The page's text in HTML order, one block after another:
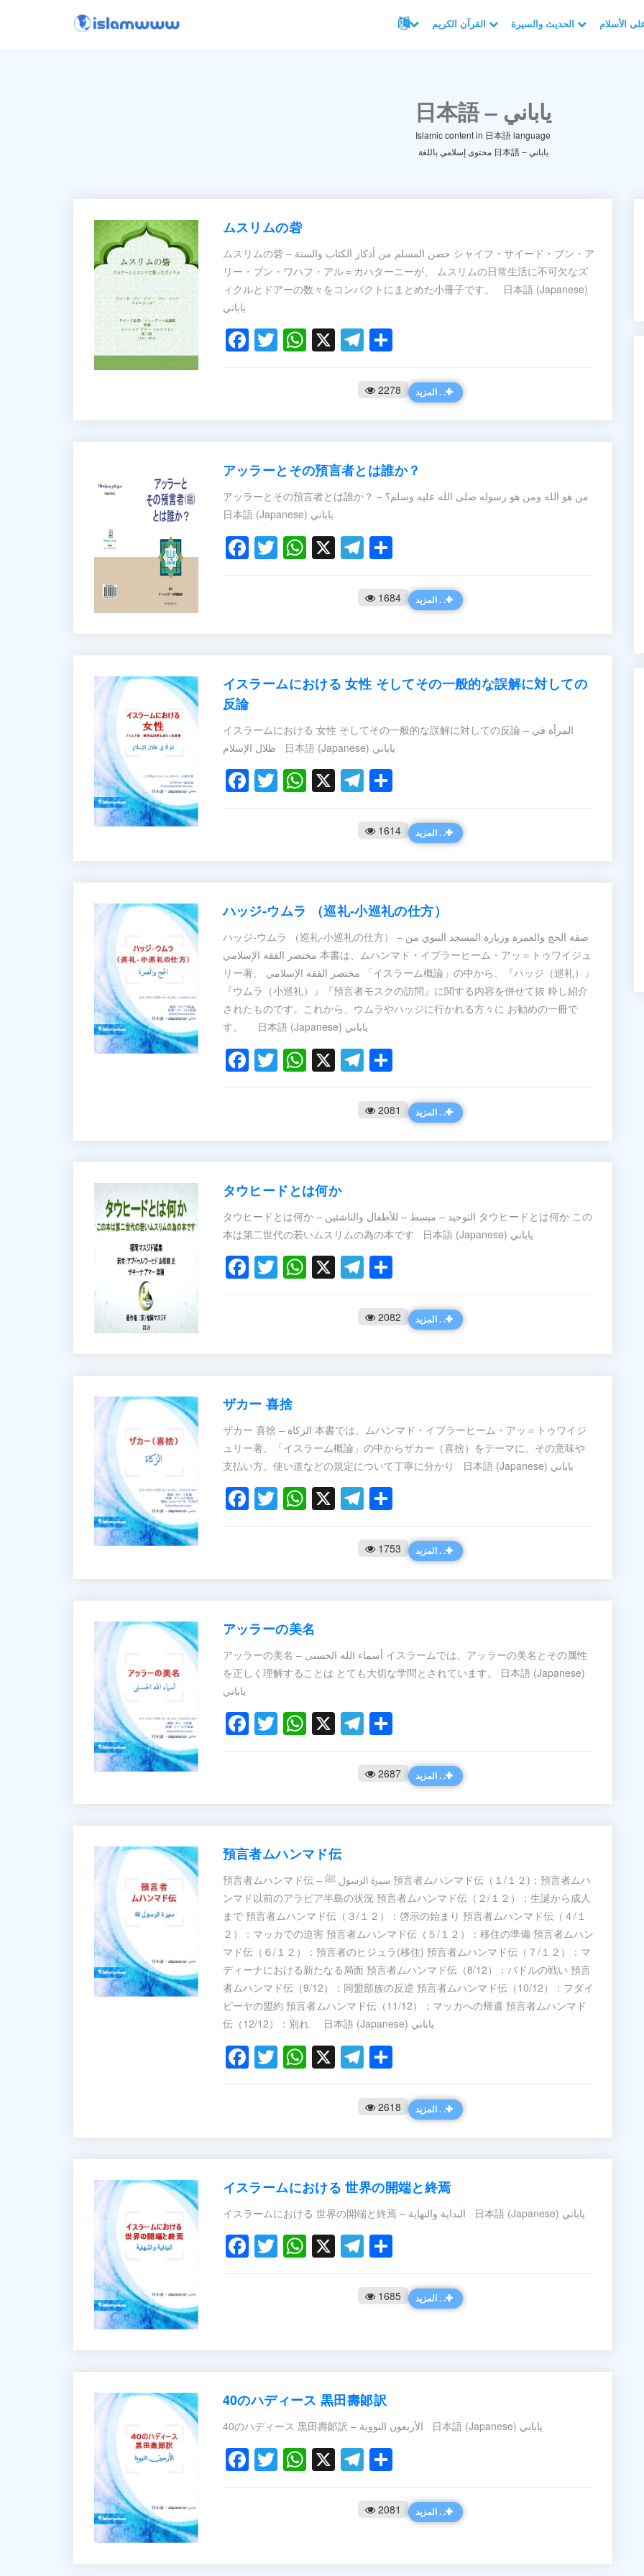
日本語 – ياباني
Islamic content in 日本語 language
محتوى إسلامي باللغة 日本語 – ياباني
ムスリムの砦
ムスリムの砦 – حصن المسلم من أذكار الكتاب والسنة シャイフ・サイード・ブン・ア
リー・ブン・ワハフ・アル＝カハターニーが、 ムスリムの日常生活に不可欠なズ
ィクルとドアーの数々をコンパクトにまとめた小冊子です。 日本語 (Japanese)
ياباني
Facebook
Twitter
WhatsApp
X Telegram
Share
2278 المزيد . .
アッラーとその預言者とは誰か？
アッラーとその預言者とは誰か？ – من هو الله ومن هو رسوله صلى الله عليه وسلم؟
日本語 (Japanese) ياباني
Facebook
Twitter
WhatsApp
X Telegram
Share
1684 المزيد . .
イスラームにおける 女性 そしてその一般的な誤解に対しての
反論
イスラームにおける 女性 そしてその一般的な誤解に対しての反論 – المرأة في
ظلال الإسلام 日本語 (Japanese) ياباني
Facebook
Twitter
WhatsApp
X Telegram
Share
1614 المزيد . .
ハッジ‐ウムラ （巡礼‐小巡礼の仕方）
ハッジ‐ウムラ （巡礼‐小巡礼の仕方） – صفة الحج والعمرة وزيارة المسجد النبوي من
مختصر الفقه الإسلامي 本書は、ムハンマド・イブラーヒーム・アッ＝トゥワイジュ
リー著、 مختصر الفقه الإسلامي 「イスラーム概論」の中から、『ハッジ（巡礼）』
『ウムラ（小巡礼）』『預言者モスクの訪問』に関する内容を併せて抜 粋し紹介
されたものです。これから、ウムラやハッジに行かれる方々に お勧めの一冊で
す。 日本語 (Japanese) ياباني
Facebook
Twitter
WhatsApp
X Telegram
Share
2081 المزيد . .
タウヒードとは何か
タウヒードとは何か – التوحيد – مبسط – للأطفال والناشئين タウヒードとは何か この
本は第二世代の若いムスリムの為の本です 日本語 (Japanese) ياباني
Facebook
Twitter
WhatsApp
X Telegram
Share
2082 المزيد . .
ザカー 喜捨
ザカー 喜捨 – الزكاة 本書では、ムハンマド・イブラーヒーム・アッ＝トゥワイジ
ュリー著、「イスラーム概論」の中からザカー（喜捨）をテーマに、その意味や
支払い方、使い道などの規定について丁寧に分かり 日本語 (Japanese) ياباني
Facebook
Twitter
WhatsApp
X Telegram
Share
1753 المزيد . .
アッラーの美名
アッラーの美名 – أسماء الله الحسنى イスラームでは、アッラーの美名とその属性
を正しく理解することは とても大切な学問とされています。 日本語 (Japanese)
ياباني
Facebook
Twitter
WhatsApp
X Telegram
Share
2687 المزيد . .
預言者ムハンマド伝
預言者ムハンマド伝 – سيرة الرسول ﷺ 預言者ムハンマド伝（１/１２)：預言者ムハ
ンマド以前のアラビア半島の状況 預言者ムハンマド伝（２/１２）：生誕から成人
まで 預言者ムハンマド伝（３/１２）：啓示の始まり 預言者ムハンマド伝（４/１
２）：マッカでの迫害 預言者ムハンマド伝（５/１２）：移住の準備 預言者ムハン
マド伝（６/１２）：預言者のヒジュラ(移住) 預言者ムハンマド伝（７/１２）：マ
ディーナにおける新たなる局面 預言者ムハンマド伝（8/12）：バドルの戦い 預言
者ムハンマド伝（9/12）：同盟部族の反逆 預言者ムハンマド伝（10/12）：フダイ
ビーヤの盟約 預言者ムハンマド伝（11/12）：マッカへの帰還 預言者ムハンマド
伝（12/12）：別れ 日本語 (Japanese) ياباني
Facebook
Twitter
WhatsApp
X Telegram
Share
2618 المزيد . .
イスラームにおける 世界の開端と終焉
イスラームにおける 世界の開端と終焉 – البداية والنهاية 日本語 (Japanese) ياباني
Facebook
Twitter
WhatsApp
X Telegram
Share
1685 المزيد . .
40のハディース 黒田壽郞訳
40のハディース 黒田壽郞訳 – الأربعون النووية 日本語 (Japanese) ياباني
Facebook
Twitter
WhatsApp
X Telegram
Share
2081 المزيد . .